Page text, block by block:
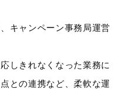
キャンペーン事務局運営
しきれなくなった業務に
との連携など、柔軟な運